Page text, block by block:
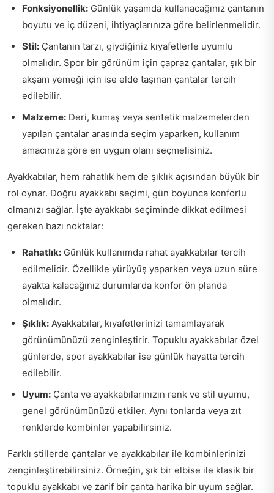
Fonksiyonellik: Günlük yaşamda kullanacağınız çantanın
boyutu ve iç düzeni, ihtiyaçlarınıza göre belirlenmelidir.
Stil: Çantanın tarzı, giydiğiniz kıyafetlerle uyumlu
olmalıdır. Spor bir görünüm için çapraz çantalar, şık bir
akşam yemeği için ise elde taşınan çantalar tercih
edilebilir.
Malzeme: Deri, kumaş veya sentetik malzemelerden
yapılan çantalar arasında seçim yaparken, kullanım
amacınıza göre en uygun olanı seçmelisiniz.
Ayakkabılar, hem rahatlık hem de şıklık açısından büyük bir
rol oynar. Doğru ayakkabı seçimi, gün boyunca konforlu
olmanızı sağlar. İşte ayakkabı seçiminde dikkat edilmesi
gereken bazı noktalar:
Rahatlık: Günlük kullanımda rahat ayakkabılar tercih
edilmelidir. Özellikle yürüyüş yaparken veya uzun süre
ayakta kalacağınız durumlarda konfor ön planda
olmalıdır.
Şıklık: Ayakkabılar, kıyafetlerinizi tamamlayarak
görünümünüzü zenginleştirir. Topuklu ayakkabılar özel
günlerde, spor ayakkabılar ise günlük hayatta tercih
edilebilir.
Uyum: Çanta ve ayakkabılarınızın renk ve stil uyumu,
genel görünümünüzü etkiler. Aynı tonlarda veya zıt
renklerde kombinler yapabilirsiniz.
Farklı stillerde çantalar ve ayakkabılar ile kombinlerinizi
zenginleştirebilirsiniz. Örneğin, şık bir elbise ile klasik bir
topuklu ayakkabı ve zarif bir çanta harika bir uyum sağlar.